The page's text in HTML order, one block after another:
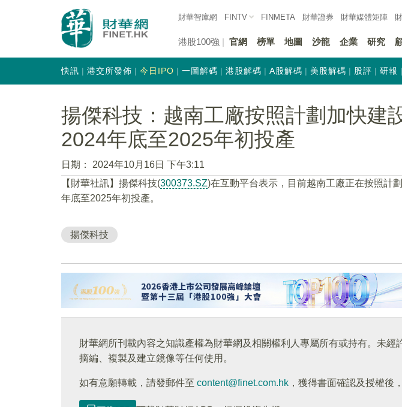
財華智庫網 FINTV FINMETA 財華證券 財華媒體矩陣
港股100強 官網 榜單 地圖 沙龍 企業 研究
快訊 港交所發佈 今日IPO 一圖解碼 港股解碼 A股解碼 美股解碼 股評 研報
揚傑科技：越南工廠按照計劃加快建
2024年底至2025年初投產
日期：
2024年10月16日 下午3:11
【財華社訊】揚傑科技(300373.SZ)在互動平台表示，目前越南工廠正在按照計
年底至2025年初投產。
揚傑科技
財華網所刊載內容之知識產權為財華網及相關權利人專屬所有或持有。未經
摘編、複製及建立鏡像等任何使用。
如有意願轉載，請發郵件至 content@finet.com.hk ，獲得書面確認及授權後